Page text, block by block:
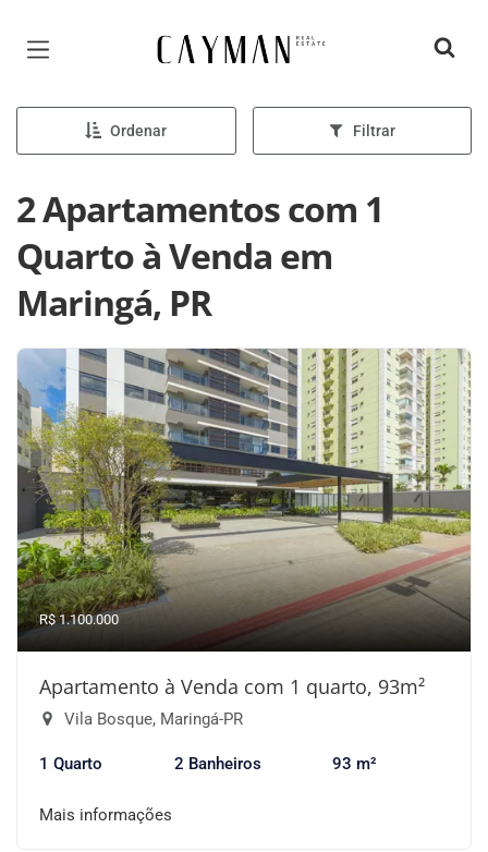
Página inicial
Ordenar Filtrar
2 Apartamentos com 1
Quarto à Venda em
Maringá, PR
R$ 1.100.000
Apartamento à Venda com 1 quarto, 93m²
Vila Bosque, Maringá-PR
1 Quarto 2 Banheiros 93 m²
Mais informações